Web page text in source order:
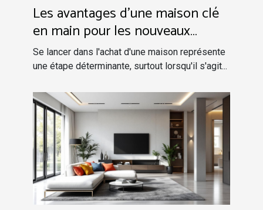
Les avantages d'une maison clé
en main pour les nouveaux
acquéreurs
Se lancer dans l'achat d'une maison représente
une étape déterminante, surtout lorsqu'il s'agit...